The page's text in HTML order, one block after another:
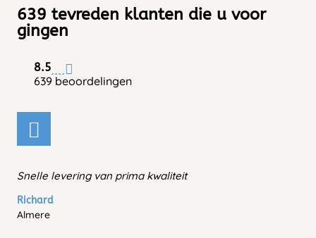
639 tevreden klanten die u voor
gingen
8.5
639 beoordelingen
Snelle levering van prima kwaliteit
Richard
Almere